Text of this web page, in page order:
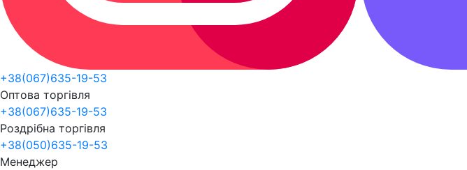
+38(067)635-19-53
Оптова торгівля
+38(067)635-19-53
Роздрібна торгівля
+38(050)635-19-53
Менеджер